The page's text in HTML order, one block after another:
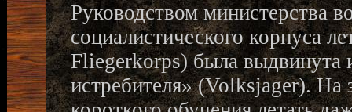
Руководством министерства
социалистического корпуса
Fliegerkorps) была выдвинута
истребителя» (Volksjager).